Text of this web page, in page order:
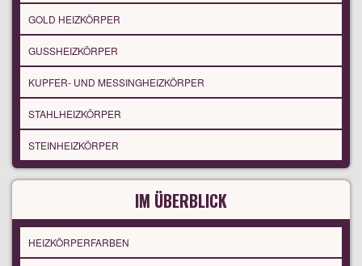
GOLD HEIZKÖRPER
GUSSHEIZKÖRPER
KUPFER- UND MESSINGHEIZKÖRPER
STAHLHEIZKÖRPER
STEINHEIZKÖRPER
IM ÜBERBLICK
HEIZKÖRPERFARBEN